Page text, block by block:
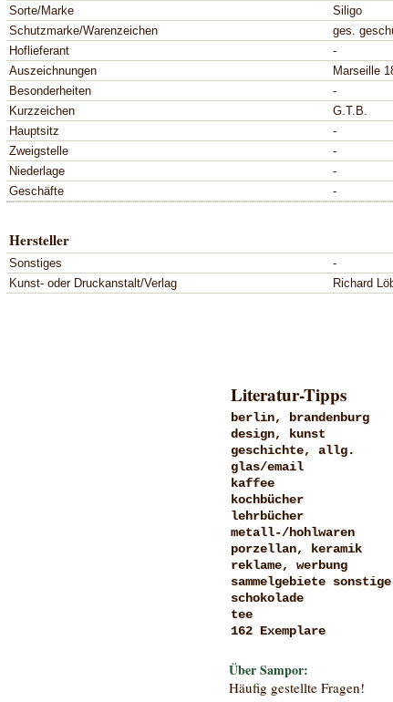
Sorte/Marke
Siligo
Schutzmarke/Warenzeichen
ges.
Hoflieferant
-
Auszeichnungen
Marseille
Besonderheiten
-
Kurzzeichen
G.T.B.
Hauptsitz
-
Zweigstelle
-
Niederlage
-
Geschäfte
-
Hersteller
Sonstiges
-
Kunst- oder Druckanstalt/Verlag
Richard
Literatur-Tipps
berlin, brandenburg
design, kunst
geschichte, allg.
glas/email
kaffee
kochbücher
lehrbücher
metall-/hohlwaren
porzellan, keramik
reklame, werbung
sammelgebiete sonstige
schokolade
tee
162 Exemplare
Über Sampor:
Häufig gestellte Fragen!